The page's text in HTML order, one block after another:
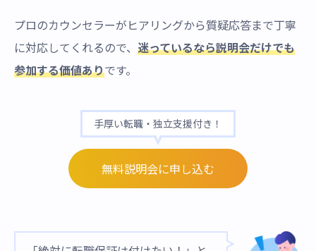
プロのカウンセラーがヒアリングから質疑応答まで丁寧
に対応してくれるので、 迷っているなら説明会だけでも
参加する​価値ありです。
手厚い転職・独立支援付き！
無料説明会に申し込む